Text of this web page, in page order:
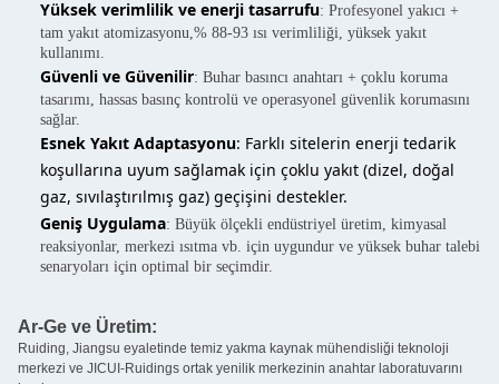
Yüksek verimlilik ve enerji tasarrufu: Profesyonel yakıcı +
tam yakıt atomizasyonu,% 88-93 ısı verimliliği, yüksek yakıt
kullanımı.
Güvenli ve Güvenilir: Buhar basıncı anahtarı + çoklu koruma
tasarımı, hassas basınç kontrolü ve operasyonel güvenlik korumasını
sağlar.
Esnek Yakıt Adaptasyonu: Farklı sitelerin enerji tedarik
koşullarına uyum sağlamak için çoklu yakıt (dizel, doğal
gaz, sıvılaştırılmış gaz) geçişini destekler.
Geniş Uygulama: Büyük ölçekli endüstriyel üretim, kimyasal
reaksiyonlar, merkezi ısıtma vb. için uygundur ve yüksek buhar talebi
senaryoları için optimal bir seçimdir.
Ar-Ge ve Üretim:
Ruiding, Jiangsu eyaletinde temiz yakma kaynak mühendisliği teknoloji
merkezi ve JICUI-Ruidings ortak yenilik merkezinin anahtar laboratuvarını